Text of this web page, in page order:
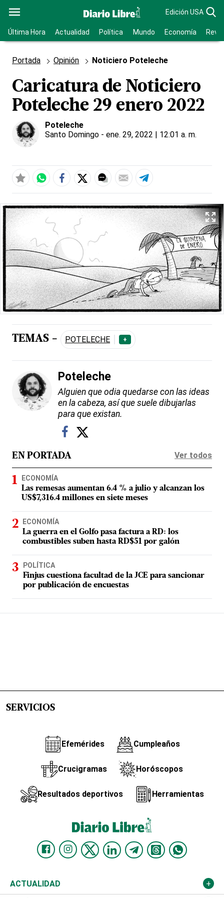
Edición USA
Última Hora Actualidad Política Mundo Economía
Portada Opinión Noticiero Poteleche
Caricatura de Noticiero
Poteleche 29 enero 2022
Poteleche
Santo Domingo - ene. 29, 2022 | 12:01 a. m.
TEMAS - POTELECHE +
Poteleche
Alguien que odia quedarse con las ideas
en la cabeza, así que suele dibujarlas
para que existan.
EN PORTADA Ver todos
ECONOMÍA
Las remesas aumentan 6.4 % a julio y alcanzan los
US$7,316.4 millones en siete meses
ECONOMÍA
La guerra en el Golfo pasa factura a RD: los
combustibles suben hasta RD$51 por galón
POLÍTICA
Finjus cuestiona facultad de la JCE para sancionar
por publicación de encuestas
SERVICIOS
Efemérides Cumpleaños
Crucigramas Horóscopos
Resultados deportivos Herramientas
ACTUALIDAD